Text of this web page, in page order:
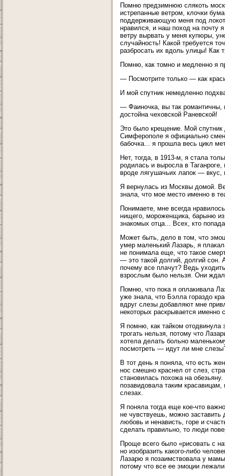
Помню предзимнюю слякоть
истрепанные ветром, клочки
поддерживающую меня под
нравился, и наш поход на почту
ветру вырвать у меня купюры,
случайность! Какой требуется
разбросать их вдоль улицы! Как
Помню, как томно и медленно я
— Посмотрите только — как
И мой спутник немедленно
— Фаиночка, вы так романтичны,
достойна чеховской Раневской!
Это было крещение. Мой
Симферополе я официально
бабочка... я прошла весь цикл
Нет, тогда, в 1913-м, я стала
родилась и выросла в
вроде лягушачьих лапок —
Я вернулась из Москвы домой.
знала, что мое место именно в
Понимаете, мне всегда
нищего, мороженщика, барыню
знакомых отца... Всех, кто
Может быть, дело в том, что
умер маленький Лазарь, я
не понимала еще, что такое
— это такой долгий, долгий сон.
почему все плачут? Ведь
взрослым было нельзя. Они
Помню, что пока я оплакивала
уже знала, что Бэлла гораздо
вдруг слезы добавляют мне
некоторых раскрывается именно
Я помню, как тайком отодвинула
трогать нельзя, потому что
хотела делать больно
посмотреть — идут ли мне
В тот день я поняла, что есть
нос смешно краснел от слез,
становилась похожа на
позавидовала таким
слезах.
Я поняла тогда еще кое-что
не чувствуешь, можно заставить
любовь и ненависть, горе и
сделать правильно, то люди
Проще всего было «рисовать с
но изобразить какого-либо
Лазарю я позаимствовала у
потому что все ее эмоции